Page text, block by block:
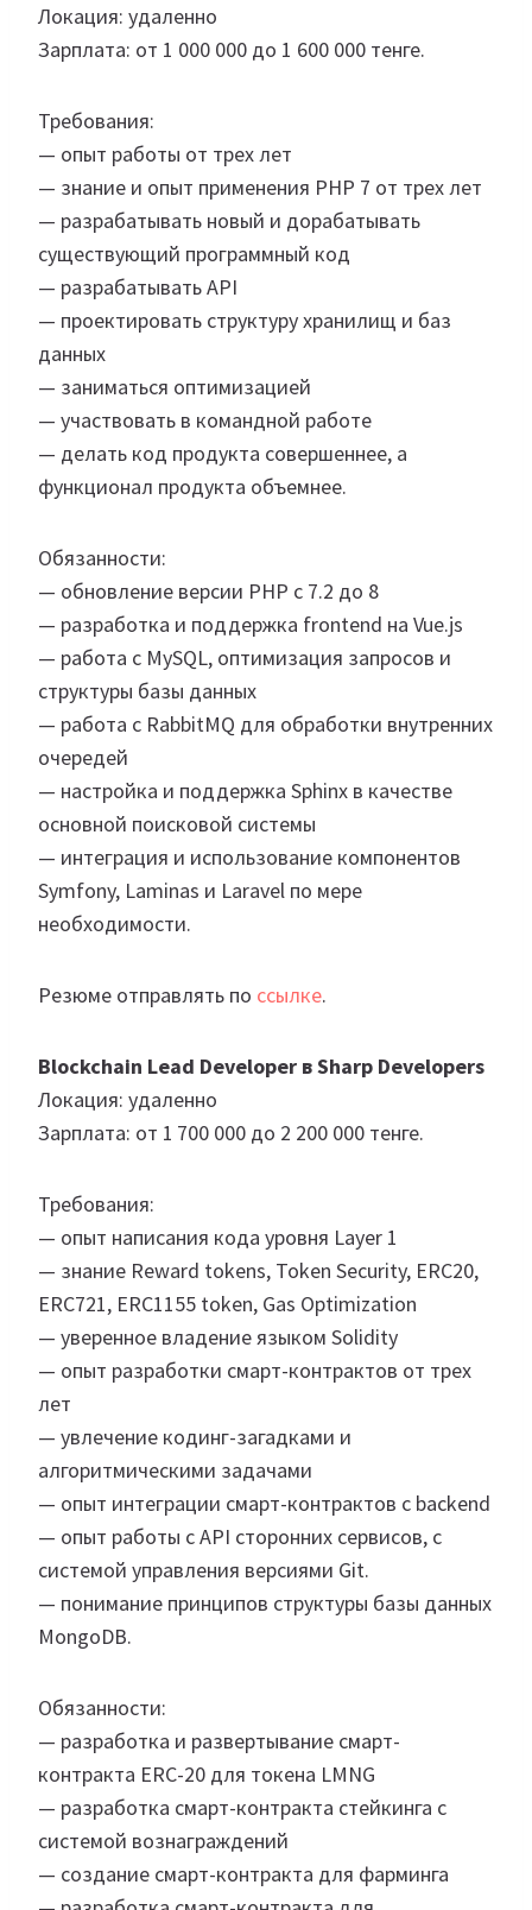
Локация: удаленно
Зарплата: от 1 000 000 до 1 600 000 тенге.
Требования:
— опыт работы от трех лет
— знание и опыт применения PHP 7 от трех лет
— разрабатывать новый и дорабатывать
существующий программный код
— разрабатывать API
— проектировать структуру хранилищ и баз
данных
— заниматься оптимизацией
— участвовать в командной работе
— делать код продукта совершеннее, а
функционал продукта объемнее.
Обязанности:
— обновление версии PHP с 7.2 до 8
— разработка и поддержка frontend на Vue.js
— работа с MySQL, оптимизация запросов и
структуры базы данных
— работа с RabbitMQ для обработки внутренних
очередей
— настройка и поддержка Sphinx в качестве
основной поисковой системы
— интеграция и использование компонентов
Symfony, Laminas и Laravel по мере
необходимости.
Резюме отправлять по ссылке.
Blockchain Lead Developer в Sharp Developers
Локация: удаленно
Зарплата: от 1 700 000 до 2 200 000 тенге.
Требования:
— опыт написания кода уровня Layer 1
— знание Reward tokens, Token Security, ERC20,
ERC721, ERC1155 token, Gas Optimization
— уверенное владение языком Solidity
— опыт разработки смарт-контрактов от трех
лет
— увлечение кодинг-загадками и
алгоритмическими задачами
— опыт интеграции смарт-контрактов с backend
— опыт работы с API сторонних сервисов, с
системой управления версиями Git.
— понимание принципов структуры базы данных
MongoDB.
Обязанности:
— разработка и развертывание смарт-
контракта ERC-20 для токена LMNG
— разработка смарт-контракта стейкинга с
системой вознаграждений
— создание смарт-контракта для фарминга